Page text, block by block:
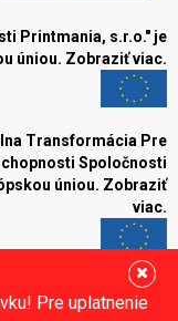
Pre uplatnenie
Printmania, s.r.o." je
úniou. Zobraziť viac.
Transformácia Pre
Spoločnosti
úniou. Zobraziť
viac.